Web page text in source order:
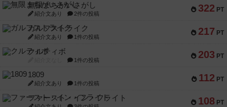
322 PT
無限まちがいさがし
紹介文あり 2件の投稿
217 PT
ガルフストライク
紹介文あり 1件の投稿
203 PT
クルティボ
1件の投稿
112 PT
1809
紹介文あり 1件の投稿
108 PT
ファースト・イン・フライト